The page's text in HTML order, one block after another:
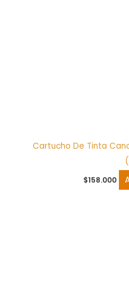
Cartucho De Tinta
$158.000